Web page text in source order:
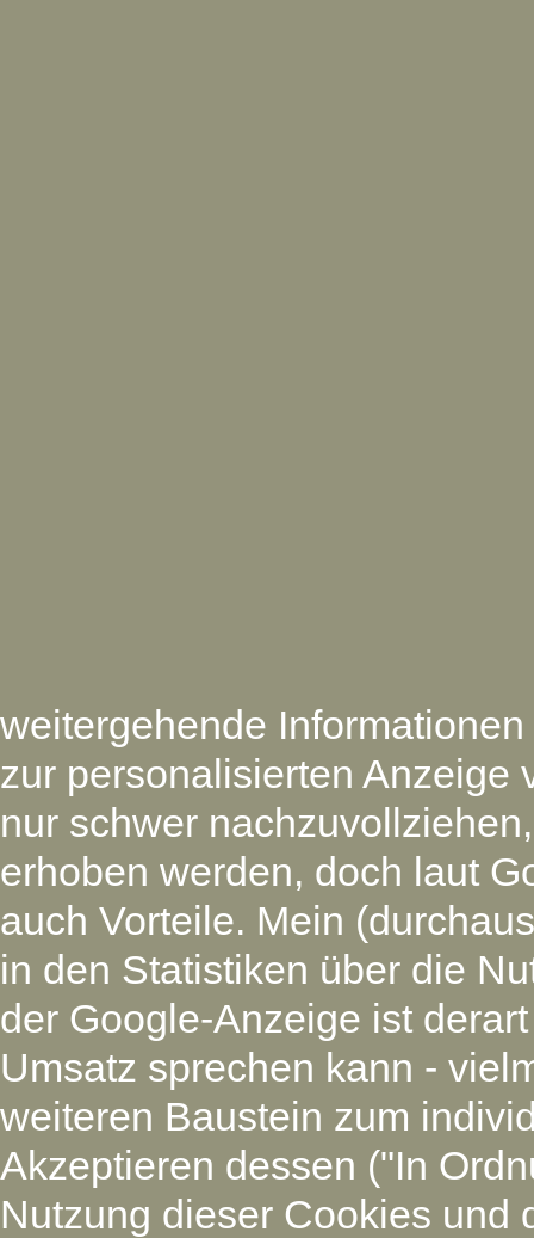
weitergehende
zur personalisierten Anzeige
nur schwer
erhoben werden, doch laut
auch Vorteile. Mein
in den Statistiken über die
der Google-Anzeige ist
Umsatz sprechen kann -
weiteren Baustein zum
Akzeptieren dessen ("In
Nutzung dieser Cookies und